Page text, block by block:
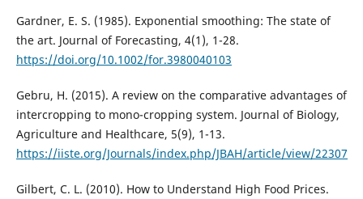
Gardner, E. S. (1985). Exponential smoothing: The state of
the art. Journal of Forecasting, 4(1), 1-28.
https://doi.org/10.1002/for.3980040103
Gebru, H. (2015). A review on the comparative advantages of
intercropping to mono-cropping system. Journal of Biology,
Agriculture and Healthcare, 5(9), 1-13.
https://iiste.org/Journals/index.php/JBAH/article/view/22307
Gilbert, C. L. (2010). How to Understand High Food Prices.